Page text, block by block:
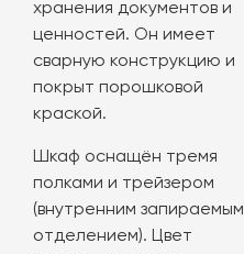
хранения документов и
ценностей. Он имеет
сварную конструкцию и
покрыт порошковой
краской.
Шкаф оснащён тремя
полками и трейзером
(внутренним запираемым
отделением). Цвет